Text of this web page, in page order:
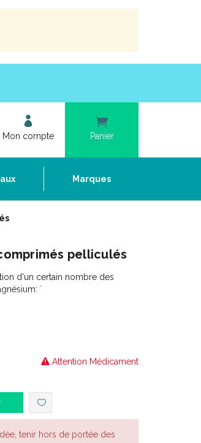
Mon compte Panier
Marques
pelliculés
d'un certain nombre des
`
troubles mineurs du sommeil
peut améliorer ces
d'un mois de traitement, il
Attention Médicament
tenir hors de portée des